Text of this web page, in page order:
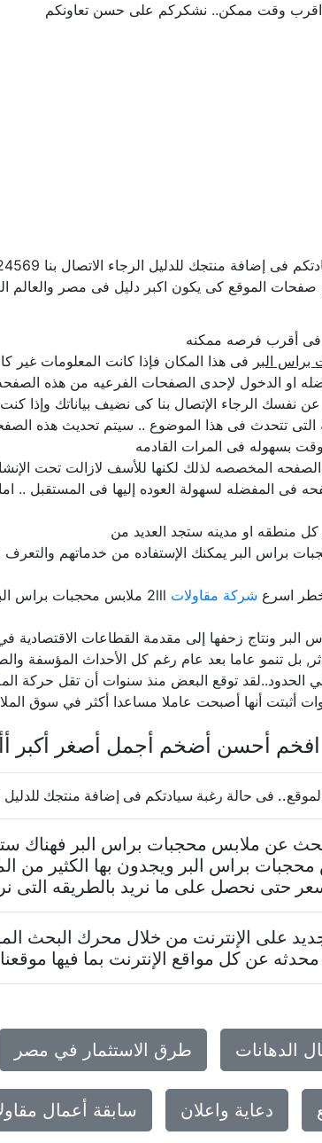
اقرب وقت ممكن.. نشكركم على حسن تعاونكم
منتجك للدليل الرجاء الاتصال بنا 20237624569
صفحات الموقع كى يكون اكبر دليل فى مصر والعالم
فى أقرب فرصه ممكنه
البر فى هذا المكان فإذا كانت المعلومات غير
الدخول لإحدى الصفحات الفرعيه من هذه الصفحه
عن نفسك الرجاء الإتصال بنا كى نضيف بياناتك
التى تتحدث فى هذا الموضوع .. سيتم تحديث هذه
بسهوله فى المرات القادمه
المخصصه لذلك لكنها للأسف لازالت تحت
فى المفضله لسهولة العوده إليها فى المستقبل ..
منطقه او مدينه ستجد العديد من
براس البر يمكنك الإستفاده من خدماتهم والتعرف
اسرع شركة مقاولات
البر ونتاج زحفها إلى مقدمة القطاعات
بل تنمو عاما بعد عام رغم كل الأحداث المؤسفة
الحدود..لقد توقع البعض منذ سنوات أن تقل حركة
أثبتت أنها أصبحت عاملا مساعدا أكثر في سوق
أحسن أضخم أجمل أصغر أكبر
فى حالة رغبة سيادتكم فى إضافة منتجك للدليل الرجاء
عن ملابس محجبات براس البر فهناك
براس البر ويجدون بها الكثير من
حتى نحصل على ما نريد بالطريقه التى
على الإنترنت من خلال محرك البحث
عن كل مواقع الإنترنت بما فيها موقعنا
الدهانات طرق الاستثمار في مصر
دعاية واعلان سابقة أعمال